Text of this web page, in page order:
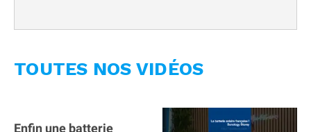
TOUTES NOS VIDÉOS
Enfin une batterie